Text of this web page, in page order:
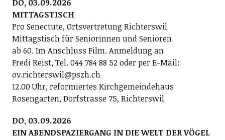
DO, 03.09.2026
MITTAGSTISCH
Pro Senectute, Ortsvertretung Richterswil
Mittagstisch für Seniorinnen und Senioren
ab 60. Im Anschluss Film. Anmeldung an
Fredi Reist, Tel. 044 784 88 52 oder per E-Mail:
ov.richterswil@pszh.ch
12.00 Uhr, reformiertes Kirchgemeindehaus
Rosengarten, Dorfstrasse 75, Richterswil
DO, 03.09.2026
EIN ABENDSPAZIERGANG IN DIE WELT DER VÖGEL